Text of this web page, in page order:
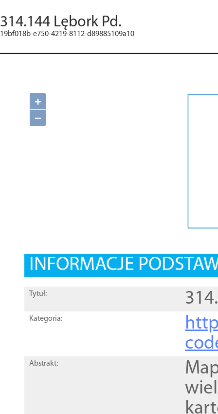
314.144 Lębork Pd.
19bf018b-e750-4219-8112-d89885109a10
+
−
INFORMACJE
Tytuł:
Kategoria:
Abstrakt: